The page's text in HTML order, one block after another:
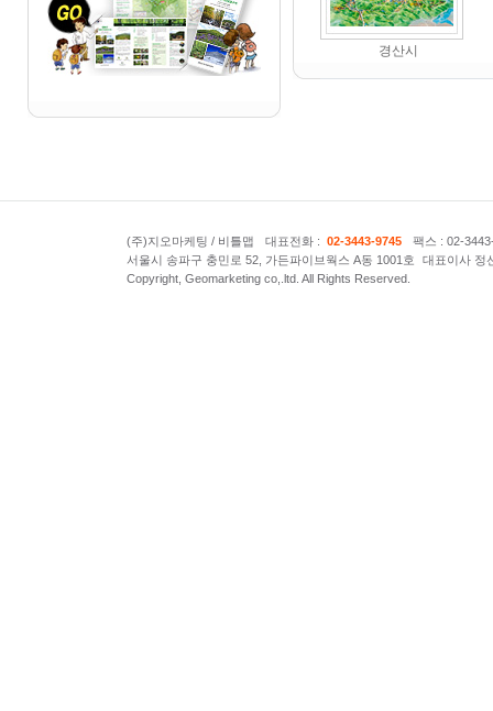
경산시
(주)지오마케팅 / 비틀맵 대표전화 : 02-3443-9745
팩스 : 02-
서울시 송파구 충민로 52, 가든파이브웍스 A동 1001호
대표이사 정
Copyright, Geomarketing co,.ltd. All Rights Reserved.